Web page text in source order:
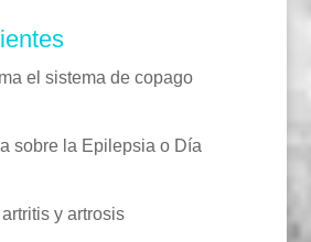
el sistema de copago
sobre la Epilepsia o Día
y artrosis